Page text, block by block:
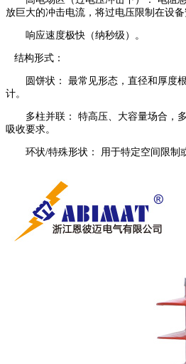
放巨大的冲击电流，将过电压限制在设备
响应速度极快（纳秒级）。
结构形式：
圆饼状： 最常见形态，直径和厚度根
计。
多柱并联： 特高压、大容量场合，多
吸收要求。
环状/特殊形状： 用于特定空间限制或